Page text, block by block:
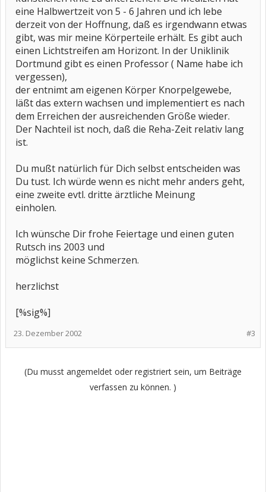
eine Halbwertzeit von 5 - 6 Jahren und ich lebe
derzeit von der Hoffnung, daß es irgendwann etwas
gibt, was mir meine Körperteile erhält. Es gibt auch
einen Lichtstreifen am Horizont. In der Uniklinik
Dortmund gibt es einen Professor ( Name habe ich
vergessen),
der entnimt am eigenen Körper Knorpelgewebe,
läßt das extern wachsen und implementiert es nach
dem Erreichen der ausreichenden Größe wieder.
Der Nachteil ist noch, daß die Reha-Zeit relativ lang
ist.
Du mußt natürlich für Dich selbst entscheiden was
Du tust. Ich würde wenn es nicht mehr anders geht,
eine zweite evtl. dritte ärztliche Meinung
einholen.
Ich wünsche Dir frohe Feiertage und einen guten
Rutsch ins 2003 und
möglichst keine Schmerzen.
herzlichst
[%sig%]
#3
23. Dezember 2002
(Du musst angemeldet oder registriert sein, um Beiträge
verfassen zu können. )